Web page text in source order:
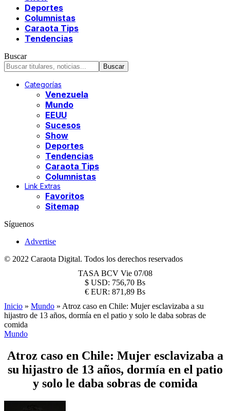
Deportes
Columnistas
Caraota Tips
Tendencias
Buscar
Categorías
Venezuela
Mundo
EEUU
Sucesos
Show
Deportes
Tendencias
Caraota Tips
Columnistas
Link Extras
Favoritos
Sitemap
Síguenos
Advertise
© 2022 Caraota Digital. Todos los derechos reservados
TASA BCV Vie 07/08
$ USD: 756,70 Bs
€ EUR: 871,89 Bs
Inicio » Mundo » Atroz caso en Chile: Mujer esclavizaba a su
hijastro de 13 años, dormía en el patio y solo le daba sobras de
comida
Mundo
Atroz caso en Chile: Mujer esclavizaba a
su hijastro de 13 años, dormía en el patio
y solo le daba sobras de comida